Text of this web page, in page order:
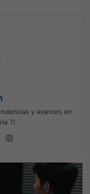
y avances en
TI
YouTube